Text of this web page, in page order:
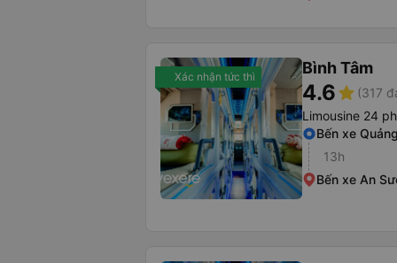
Xác nhận tức thì Bình Tâm
4.6star (317
Limousine 24
Bến xe
13h
Bến xe An